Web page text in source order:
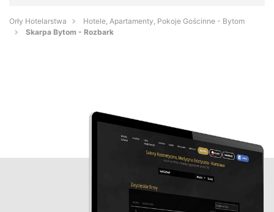
Orły Hotelarstwa
Hotele, Apartamenty, Pokoje Gościnne - Bytom
Skarpa Bytom - Rozbark